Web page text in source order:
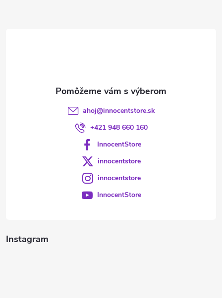
Instagram
ahoj@innocentstore.sk
+421 948 660 160
InnocentStore
innocentstore
innocentstore
InnocentStore